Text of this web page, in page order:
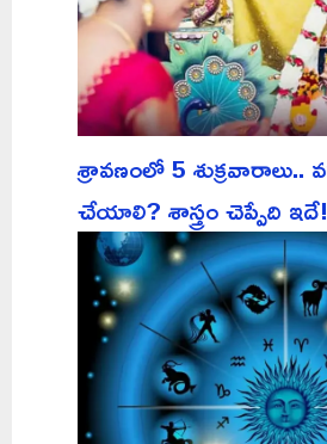
శ్రావణంలో 5 శుక్రవారాలు..
చేయాలి? శాస్త్రం చెప్పేది ఇదే!